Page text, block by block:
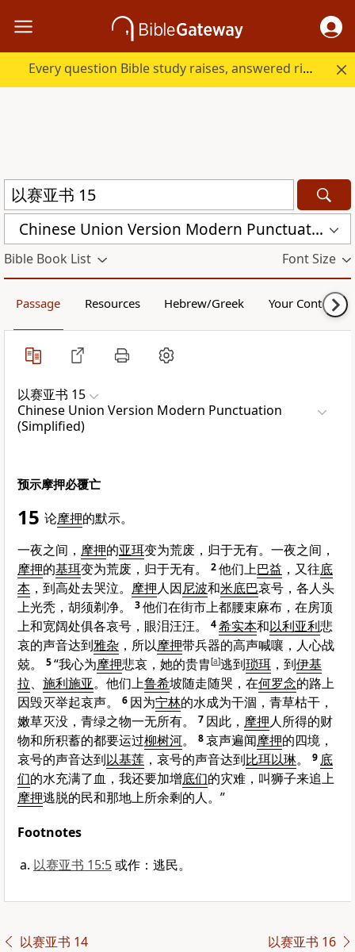
Every question Bible study raises, answered right here.
Chinese Union Version Modern Punctuation (Simplified) (CUVMPS)
Bible Book List Font Size
Passage Resources Hebrew/Greek Your Content
以赛亚书 15
Chinese Union Version Modern Punctuation
(Simplified)
预示摩押必覆亡
15 论摩押的默示。
一夜之间， 摩押的亚珥变为荒废，归于无有。一夜之间，
摩押的基珥变为荒废，归于无有。 2他们上巴益 ，又往底
本 ，到高处去哭泣。 摩押人因尼波和米底巴哀号，各人头
上光秃，胡须剃净。
3他们在街市上都腰束麻布，在房顶
上和宽阔处俱各哀号，眼泪汪汪。
4希实本和以利亚利悲
哀的声音达到雅杂 ，所以摩押带兵器的高声喊嚷，人心战
兢。
5“我心为摩押悲哀，她的贵胄[a]逃到琐珥 ，到伊基
拉、 施利施亚。他们上鲁希坡随走随哭，在何罗念的路上
因毁灭举起哀声。
6 因为宁林的水成为干涸，青草枯干，
嫩草灭没，青绿之物一无所有。
7 因此， 摩押人所得的财
物和所积蓄的都要运过柳树河。 8哀声遍闻摩押的四境，
哀号的声音达到以基莲 ，哀号的声音达到比珥以琳。 9 底
们的水充满了血，我还要加增底们的灾难，叫狮子来追上
摩押逃脱的民和那地上所余剩的人。”
Footnotes
以赛亚书 15:5或作：逃民。
以赛亚书 14 以赛亚书 16